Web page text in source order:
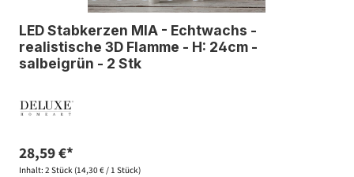
LED Stabkerzen MIA - Echtwachs -
realistische 3D Flamme - H: 24cm -
salbeigrün - 2 Stk
28,59 €*
Inhalt: 2 Stück (14,30 € / 1 Stück)